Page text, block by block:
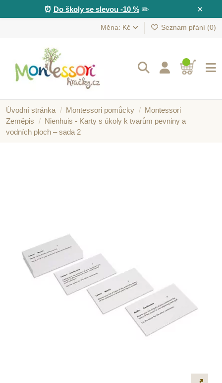
×
⏰ Do školy se slevou -10 %✏️
Měna: Kč Seznam přání (0)
Úvodní stránka Montessori pomůcky
Montessori
Zeměpis
Nienhuis - Karty s úkoly k tvarům pevniny a
vodních ploch – sada 2